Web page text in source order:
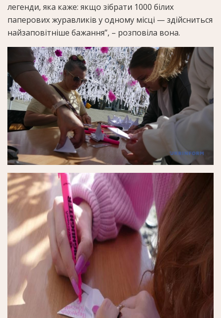
легенди, яка каже: якщо зібрати 1000 білих
паперових журавликів у одному місці — здійсниться
найзаповітніше бажання”, – розповіла вона.